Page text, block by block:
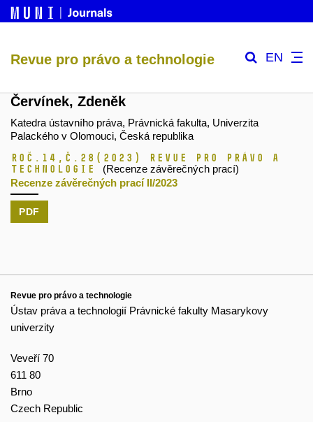
Revue pro právo a technologie EN
Červínek, Zdeněk
Katedra ústavního práva, Právnická fakulta, Univerzita
Palackého v Olomouci, Česká republika
Roč.14, č.28 (2023)
Revue pro právo a
technologie (Recenze závěrečných prací)
Recenze závěrečných prací II/2023
PDF
Revue pro právo a technologie
Ústav práva a technologií Právnické fakulty Masarykovy
univerzity
Veveří 70
611 80
Brno
Czech Republic